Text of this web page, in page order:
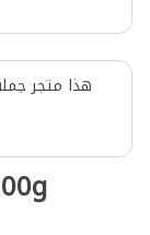
هذا متجر